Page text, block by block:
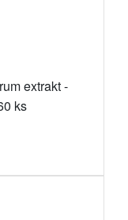
extrakt -
ks